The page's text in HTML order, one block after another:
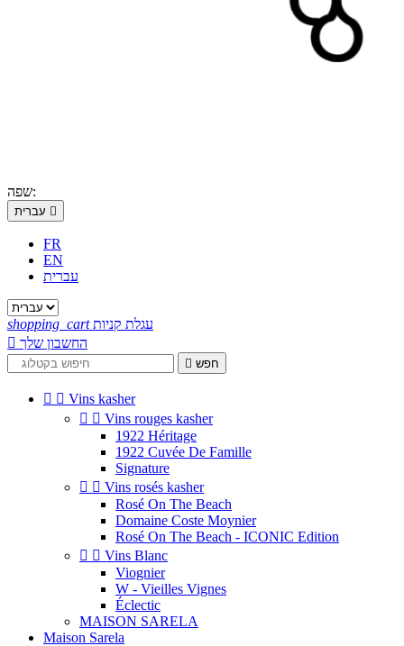
שפה:
עברית 
FR
EN
עברית
shopping_cart עגלת קניות
 החשבון שלך
 חפש
  Vins kasher
  Vins rouges kasher
1922 Héritage
1922 Cuvée De Famille
Signature
  Vins rosés kasher
Rosé On The Beach
Domaine Coste Moynier
Rosé On The Beach - ICONIC Edition
  Vins Blanc
Viognier
W - Vieilles Vignes
Éclectic
MAISON SARELA
Maison Sarela